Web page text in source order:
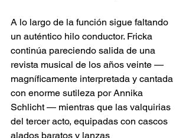
A lo largo de la función sigue faltando
un auténtico hilo conductor. Fricka
continúa pareciendo salida de una
revista musical de los años veinte —
magníficamente interpretada y cantada
con enorme sutileza por Annika
Schlicht — mientras que las valquirias
del tercer acto, equipadas con cascos
alados baratos y lanzas